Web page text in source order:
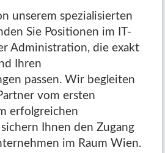
unserem spezialisierten
Sie Positionen im IT-
Administration, die exakt
Ihren
passen. Wir begleiten
vom ersten
erfolgreichen
Ihnen den Zugang
im Raum Wien.